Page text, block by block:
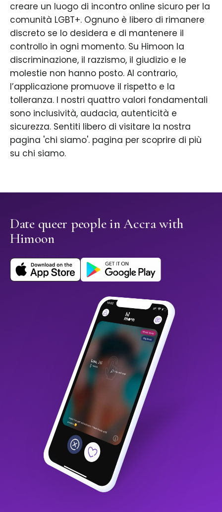
creare un luogo di incontro online sicuro per la
comunità LGBT+. Ognuno è libero di rimanere
discreto se lo desidera e di mantenere il
controllo in ogni momento. Su Himoon la
discriminazione, il razzismo, il giudizio e le
molestie non hanno posto. Al contrario,
l’applicazione promuove il rispetto e la
tolleranza. I nostri quattro valori fondamentali
sono inclusività, audacia, autenticità e
sicurezza. Sentiti libero di visitare la nostra
pagina 'chi siamo'. pagina per scoprire di più
su chi siamo.
Date queer people in Accra with
Himoon